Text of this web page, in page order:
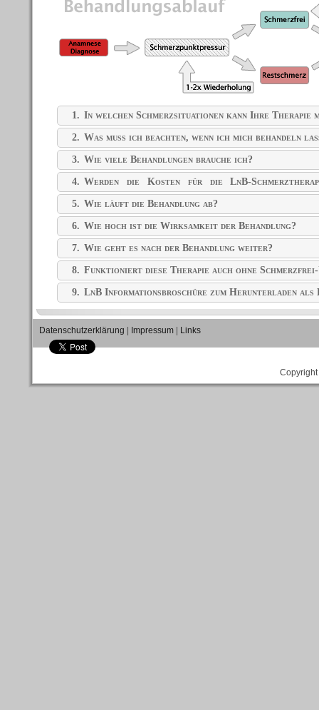
1. In welchen Schmerzsituationen kann Ihre Therapie
2. Was muss ich beachten, wenn ich mich behandeln
3. Wie viele Behandlungen brauche ich?
4. Werden die Kosten für die LnB-
übernommen?
5. Wie läuft die Behandlung ab?
6. Wie hoch ist die Wirksamkeit der Behandlung?
7. Wie geht es nach der Behandlung weiter?
8. Funktioniert diese Therapie auch ohne Schmerzfrei-
9. LnB Informationsbroschüre zum Herunterladen als
Datenschutzerklärung Impressum Links